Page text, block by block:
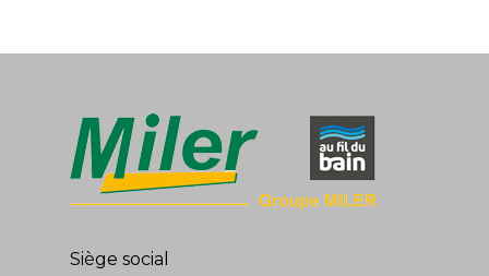
Siège social